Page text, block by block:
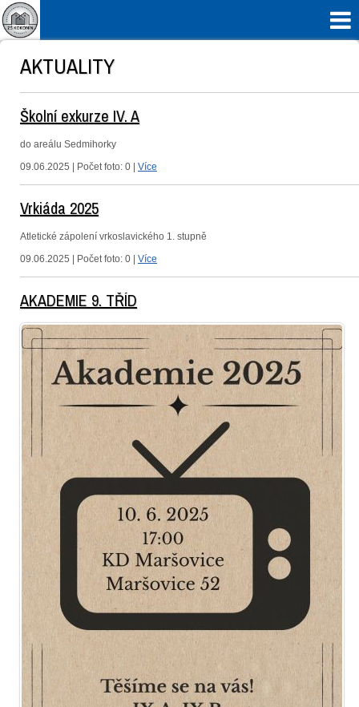
AKTUALITY
Školní exkurze IV. A
do areálu Sedmihorky
09.06.2025 | Počet foto: 0 | Více
Vrkiáda 2025
Atletické zápolení vrkoslavického 1. stupně
09.06.2025 | Počet foto: 0 | Více
AKADEMIE 9. TŘÍD
